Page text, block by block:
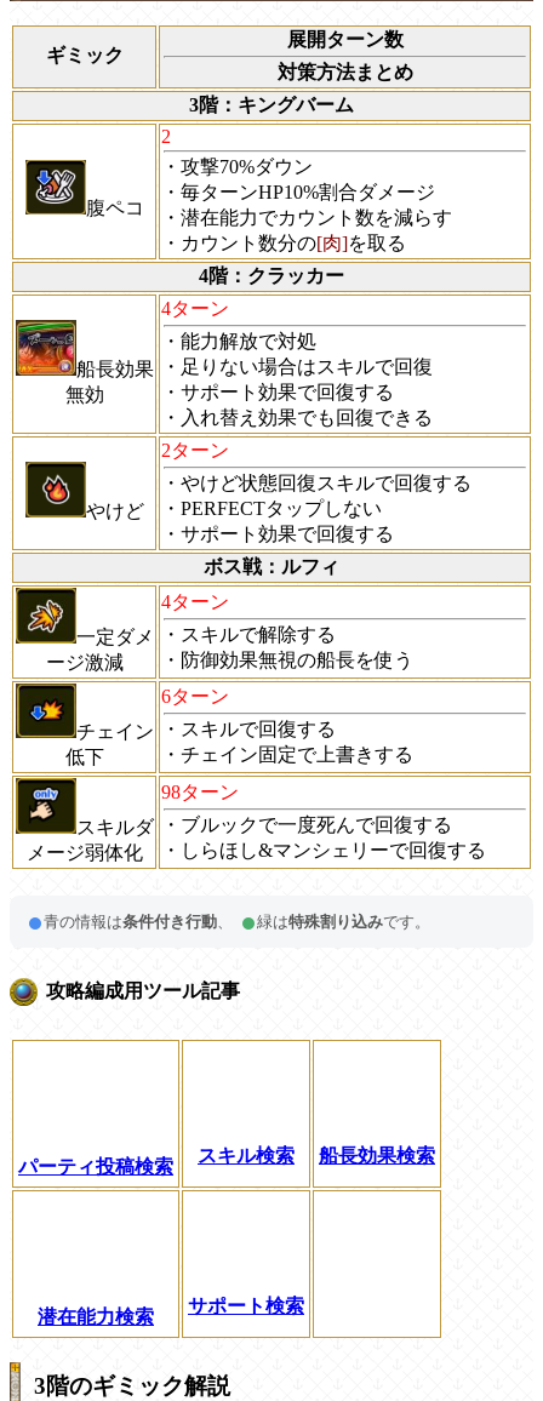
ギミック
展開ターン数
対策方法まとめ
3階：キングバーム
腹ペコ
2
・攻撃70%ダウン
・毎ターンHP10%割合ダメージ
・潜在能力でカウント数を減らす
・カウント数分の[肉]を取る
4階：クラッカー
船長効果
無効
4ターン
・能力解放で対処
・足りない場合はスキルで回復
・サポート効果で回復する
・入れ替え効果でも回復できる
やけど
2ターン
・やけど状態回復スキルで回復する
・PERFECTタップしない
・サポート効果で回復する
ボス戦：ルフィ
一定ダメ
ージ激減
4ターン
・スキルで解除する
・防御効果無視の船長を使う
チェイン
低下
6ターン
・スキルで回復する
・チェイン固定で上書きする
スキルダ
メージ弱体化
98ターン
・ブルックで一度死んで回復する
・しらほし&マンシェリーで回復する
青の情報は条件付き行動、 緑は特殊割り込みです。
攻略編成用ツール記事
パーティ投稿検索
スキル検索 船長効果検索
潜在能力検索
サポート検索
3階のギミック解説